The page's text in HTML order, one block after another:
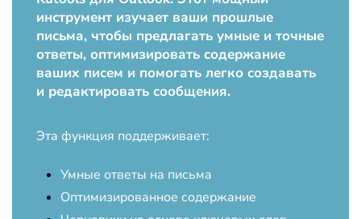
инструмент изучает ваши прошлые
письма, чтобы предлагать умные и точные
ответы, оптимизировать содержание
ваших писем и помогать легко создавать
и редактировать сообщения.
Эта функция поддерживает:
Умные ответы на письма
Оптимизированное содержание